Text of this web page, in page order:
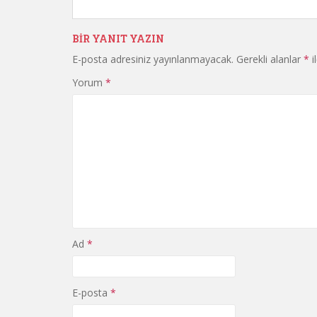
BIR YANIT YAZIN
E-posta adresiniz yayınlanmayacak. Gerekli alanlar *
Yorum *
Ad *
E-posta *